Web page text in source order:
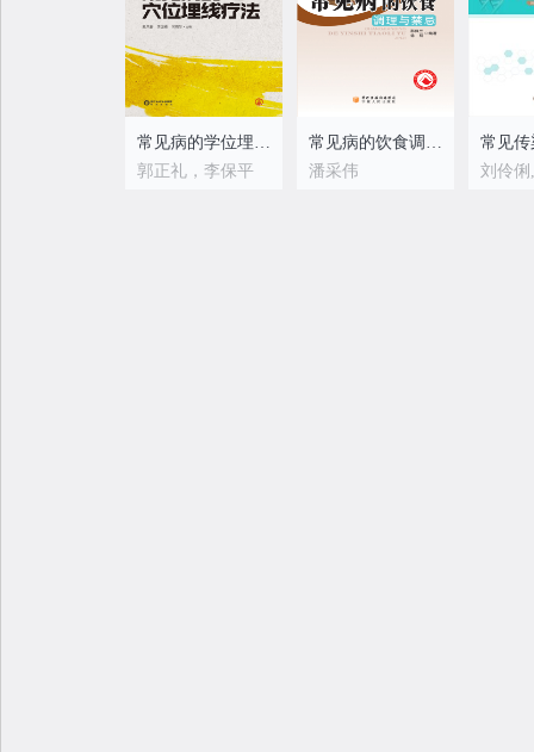
常见病的学位埋线疗法
郭正礼，李保平
常见病的饮食调理与禁忌
潘采伟
刘伶